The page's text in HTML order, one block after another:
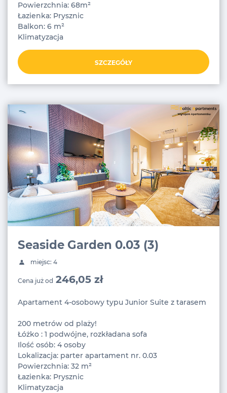
Powierzchnia: 68m²
Łazienka: Prysznic
Balkon: 6 m²
Klimatyzacja
SZCZEGÓŁY
Seaside Garden 0.03 (3)
miejsc: 4
Cena już od 246,05 zł
Apartament 4-osobowy typu Junior Suite z tarasem
200 metrów od plaży!
Łóżko : 1 podwójne, rozkładana sofa
Ilość osób: 4 osoby
Lokalizacja: parter apartament nr. 0.03
Powierzchnia: 32 m²
Łazienka: Prysznic
Klimatyzacja